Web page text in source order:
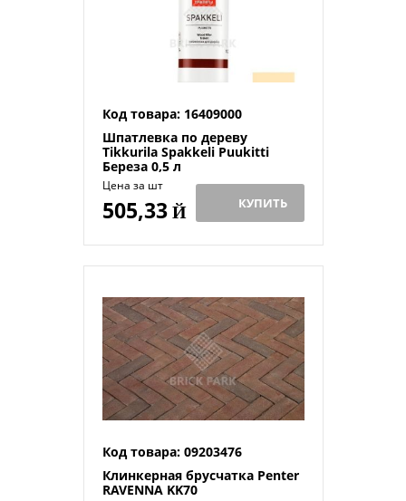
Код товара: 16409000
Шпатлевка по дереву
Tikkurila Spakkeli Puukitti
Береза 0,5 л
Цена за шт
505,33Й КУПИТЬ
Код товара: 09203476
Клинкерная брусчатка Penter
RAVENNA KK70